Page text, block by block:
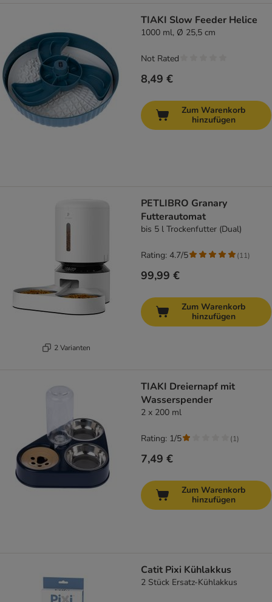
TIAKI Slow Feeder Helice
1000 ml, Ø 25,5 cm
8,49 €
Not Rated
Zum Warenkorb
hinzufügen
2 Varianten
PETLIBRO Granary
Futterautomat
bis 5 l Trockenfutter (Dual)
99,99 €
Rating: 4.7/5 (11)
Zum Warenkorb
hinzufügen
TIAKI Dreiernapf mit
Wasserspender
2 x 200 ml
7,49 €
Rating: 1/5 (1)
Zum Warenkorb
hinzufügen
Catit Pixi Kühlakkus
2 Stück Ersatz-Kühlakkus